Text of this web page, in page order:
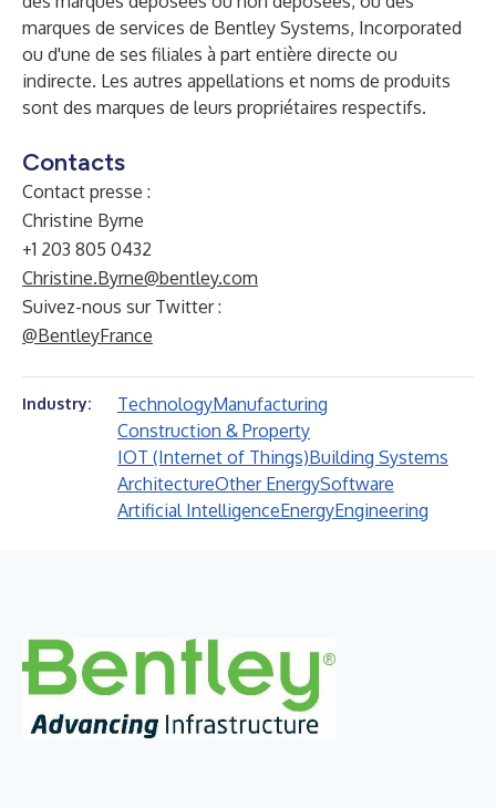
marques de services de Bentley Systems, Incorporated
ou d'une de ses filiales à part entière directe ou
indirecte. Les autres appellations et noms de produits
sont des marques de leurs propriétaires respectifs.
Contacts
Contact presse :
Christine Byrne
+1 203 805 0432
Christine.Byrne@bentley.com
Suivez-nous sur Twitter :
@BentleyFrance
Industry: TechnologyManufacturing
Construction & Property
IOT (Internet of Things)Building Systems
ArchitectureOther EnergySoftware
Artificial IntelligenceEnergyEngineering